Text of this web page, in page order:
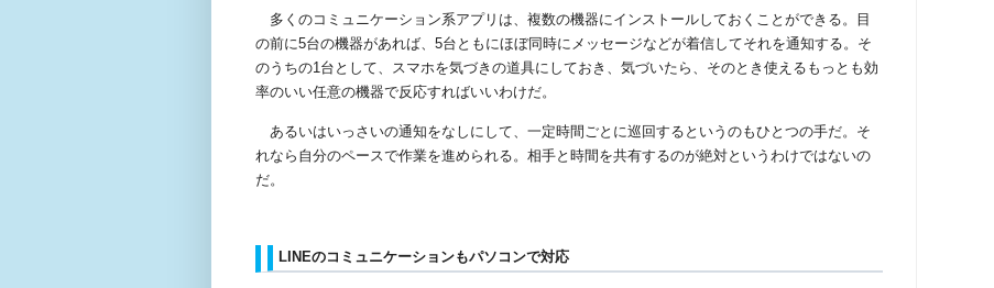
多くのコミュニケーション系アプリは、複数の機器にインストールしておくことができる。目
の前に5台の機器があれば、 5台ともにほぼ同時にメッセージなどが着信してそれを通知する。そ
のうちの1台として、スマホを気づきの道具にしておき、気づいたら、そのとき使えるもっとも効
率のいい任意の機器で反応すればいいわけだ。
あるいはいっさいの通知をなしにして、一定時間ごとに巡回するというのもひとつの手だ。そ
れなら自分のペースで作業を進められる。相手と時間を共有するのが絶対というわけではないの
だ。
LINEのコミュニケーションもパソコンで対応